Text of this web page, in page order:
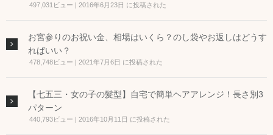
497,031ビュー | 2016年6月23日 に投稿された
お宮参りのお祝い金、相場はいくら？のし袋やお返しはどうす
ればいい？
478,748ビュー | 2021年7月6日 に投稿された
【七五三・女の子の髪型】自宅で簡単ヘアアレンジ！長さ別3
パターン
440,793ビュー | 2016年10月11日 に投稿された